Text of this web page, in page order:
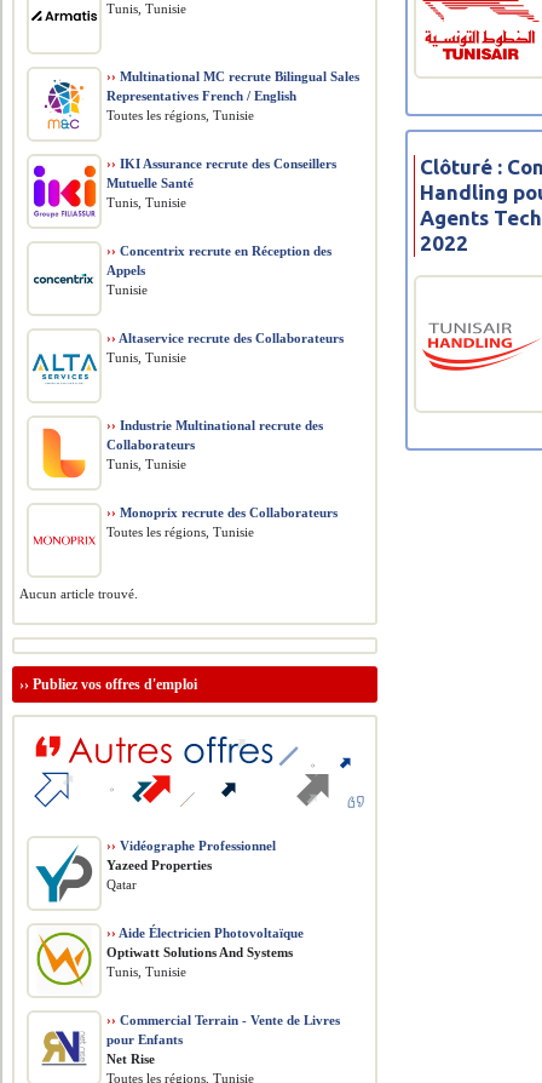
Clôturé :
Handling
Agents
2022
Tunis, Tunisie
›› Multinational MC recrute Bilingual Sales
Representatives French / English
Toutes les régions, Tunisie
›› IKI Assurance recrute des Conseillers
Mutuelle Santé
Tunis, Tunisie
›› Concentrix recrute en Réception des
Appels
Tunisie
›› Altaservice recrute des Collaborateurs
Tunis, Tunisie
›› Industrie Multinational recrute des
Collaborateurs
Tunis, Tunisie
›› Monoprix recrute des Collaborateurs
Toutes les régions, Tunisie
Aucun article trouvé.
››Publiez vos offres d'emploi
›› Vidéographe Professionnel
Yazeed Properties
Qatar
›› Aide Électricien Photovoltaïque
Optiwatt Solutions And Systems
Tunis, Tunisie
›› Commercial Terrain - Vente de Livres
pour Enfants
Net Rise
Toutes les régions, Tunisie